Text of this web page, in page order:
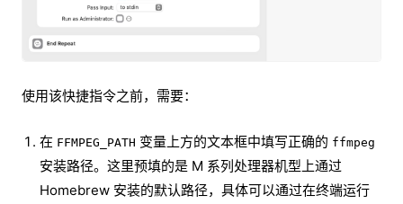
使用该快捷指令之前，需要：
在 FFMPEG_PATH 变量上方的文本框中填写正确的 ffmpeg
安装路径。这里预填的是 M 系列处理器机型上通过
Homebrew 安装的默认路径，具体可以通过在终端运行